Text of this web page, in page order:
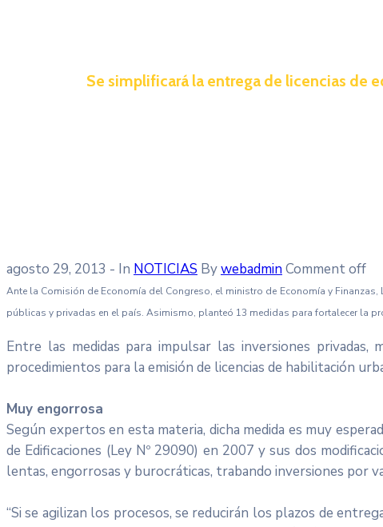
Se simplificará la entrega de licencias de
agosto 29, 2013 - In NOTICIAS BywebadminComment off
Ante la Comisión de Economía del Congreso, el ministro de Economía y
públicas y privadas en el país. Asimismo, planteó 13 medidas para fortalecer la
Entre las medidas para impulsar las inversiones
procedimientos para la emisión de licencias de habilitación
Muy engorrosa
Según expertos en esta materia, dicha medida es muy
de Edificaciones (Ley Nº 29090) en 2007 y sus dos
lentas, engorrosas y burocráticas, trabando inversiones por
“Si se agilizan los procesos, se reducirán los plazos de